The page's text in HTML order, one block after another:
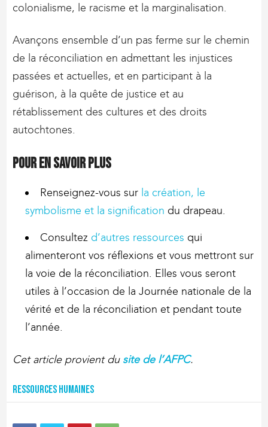
colonialisme, le racisme et la marginalisation.
Avançons ensemble d’un pas ferme sur le chemin
de la réconciliation en admettant les injustices
passées et actuelles, et en participant à la
guérison, à la quête de justice et au
rétablissement des cultures et des droits
autochtones.
Pour en savoir plus
Renseignez-vous sur la création, le
symbolisme et la signification du drapeau.
Consultez d’autres ressources qui
alimenteront vos réflexions et vous mettront sur
la voie de la réconciliation. Elles vous seront
utiles à l’occasion de la Journée nationale de la
vérité et de la réconciliation et pendant toute
l’année.
Cet article provient du site de l’AFPC.
Ressources humaines